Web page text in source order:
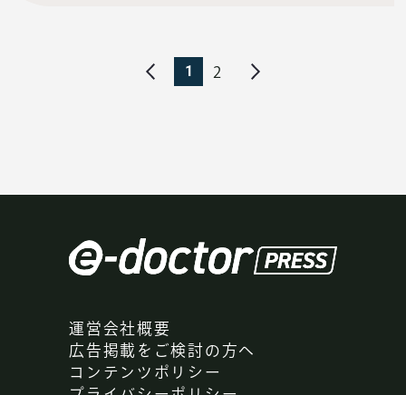
1 2
運営会社概要
広告掲載をご検討の方へ
コンテンツポリシー